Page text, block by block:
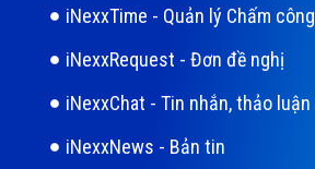
iNexxTime - Quản lý Chấm công
iNexxRequest - Đơn đề nghị
iNexxChat - Tin nhắn, thảo luận
iNexxNews - Bản tin